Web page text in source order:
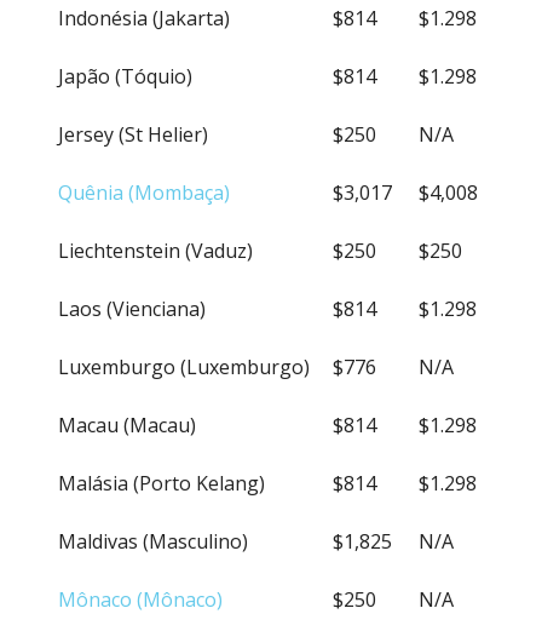
Indonésia (Jakarta) $814 $1.298
Japão (Tóquio) $814 $1.298
Jersey (St Helier) $250 N/A
Quênia (Mombaça) $3,017 $4,008
Liechtenstein (Vaduz) $250 $250
Laos (Vienciana) $814 $1.298
Luxemburgo (Luxemburgo) $776 N/A
Macau (Macau) $814 $1.298
Malásia (Porto Kelang) $814 $1.298
Maldivas (Masculino) $1,825 N/A
Mônaco (Mônaco) $250 N/A